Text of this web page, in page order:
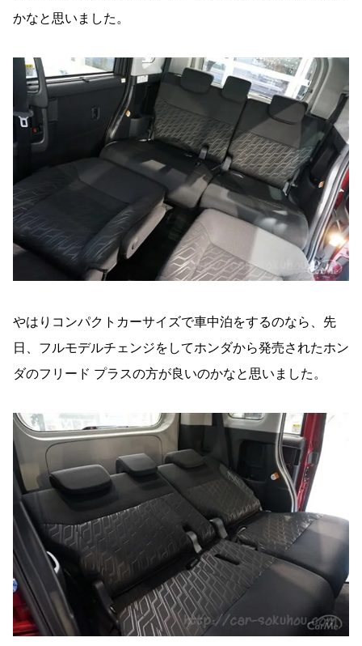
かなと思いました。
やはりコンパクトカーサイズで車中泊をするのなら、先
日、フルモデルチェンジをしてホンダから発売されたホン
ダのフリード プラスの方が良いのかなと思いました。